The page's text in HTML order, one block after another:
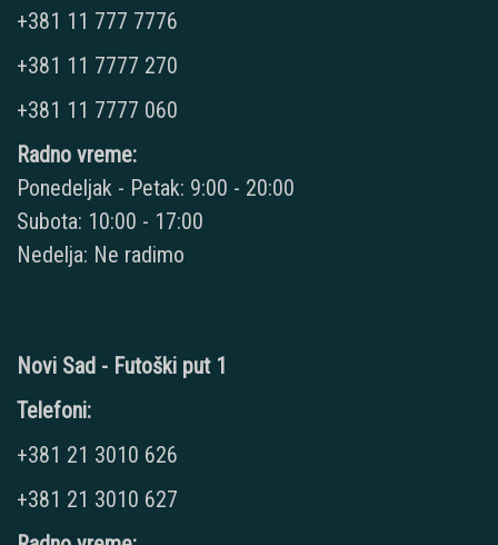
+381 11 777 7776
+381 11 7777 270
+381 11 7777 060
Radno vreme:
Ponedeljak - Petak: 9:00 - 20:00
Subota: 10:00 - 17:00
Nedelja: Ne radimo
Novi Sad - Futoški put 1
Telefoni:
+381 21 3010 626
+381 21 3010 627